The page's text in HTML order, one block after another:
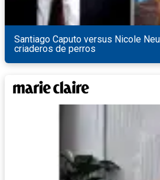
Santiago Caputo versus Nicole
criaderos de perros